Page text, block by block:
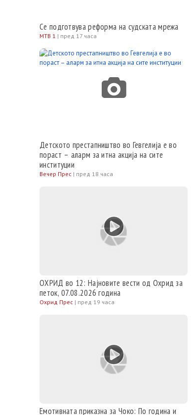
Се подготвува реформа на судската мрежа
МТВ 1 | пред 17 часа
Детското престапништво во Гевгелија е во
пораст – аларм за итна акција на сите
институции
Вечер Прес | пред 18 часа
ОХРИД во 12: Најновите вести од Охрид за
петок, 07.08.2026 година
Охрид Прес | пред 19 часа
Емотивната приказна за Чоко: По година и